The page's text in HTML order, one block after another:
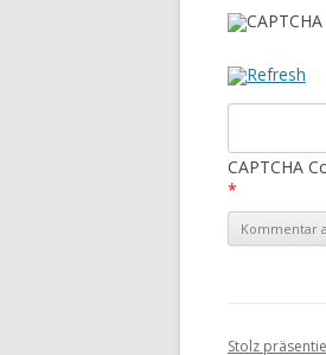
CAPTCHA
*
Stolz